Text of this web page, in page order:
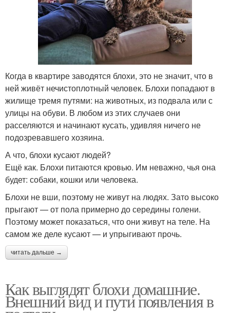
Когда в квартире заводятся блохи, это не значит, что в
ней живёт нечистоплотный человек. Блохи попадают в
жилище тремя путями: на животных, из подвала или с
улицы на обуви. В любом из этих случаев они
расселяются и начинают кусать, удивляя ничего не
подозревавшего хозяина.
А что, блохи кусают людей?
Ещё как. Блохи питаются кровью. Им неважно, чья она
будет: собаки, кошки или человека.
Блохи не вши, поэтому не живут на людях. Зато высоко
прыгают — от пола примерно до середины голени.
Поэтому может показаться, что они живут на теле. На
самом же деле кусают — и упрыгивают прочь.
читать дальше →
Как выглядят блохи домашние.
Внешний вид и пути появления в